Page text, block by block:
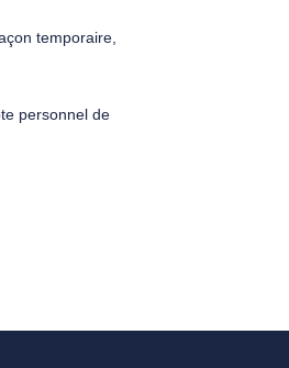
temporaire,
personnel de